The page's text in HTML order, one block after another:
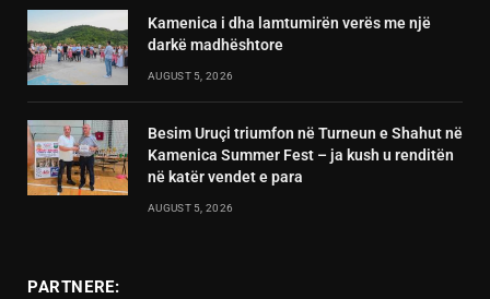
Kamenica i dha lamtumirën verës me një
darkë madhështore
AUGUST 5, 2026
Besim Uruçi triumfon në Turneun e Shahut në
Kamenica Summer Fest – ja kush u renditën
në katër vendet e para
AUGUST 5, 2026
PARTNERE: